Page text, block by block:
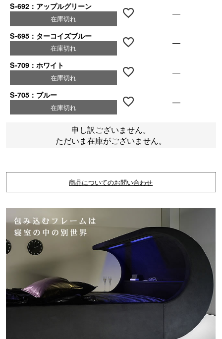
S-692：アップルグリーン
在庫切れ —
S-695：ターコイズブルー
在庫切れ —
S-709：ホワイト
在庫切れ —
S-705：ブルー
在庫切れ —
申し訳ございません。
ただいま在庫がございません。
商品についてのお問い合わせ